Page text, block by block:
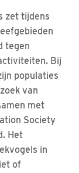
zet tijdens
tegen
Bij
populaties
van
met
Society
Het
in
of